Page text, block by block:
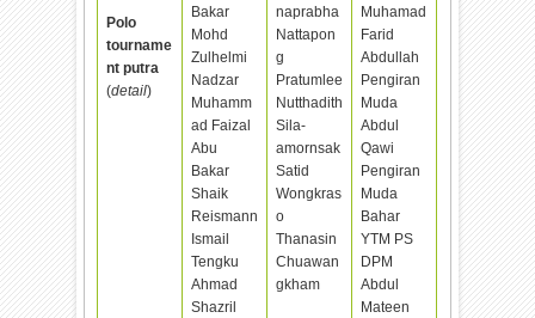
Polo
tourname
nt putra
(detail)
Bakar
Mohd
Zulhelmi
Nadzar
Muhamm
ad Faizal
Abu
Bakar
Shaik
Reismann
Ismail
Tengku
Ahmad
Shazril
naprabha
Nattapon
g
Pratumlee
Nutthadith
Sila-
amornsak
Satid
Wongkras
o
Thanasin
Chuawan
gkham
Muhamad
Farid
Abdullah
Pengiran
Muda
Abdul
Qawi
Pengiran
Muda
Bahar
YTM PS
DPM
Abdul
Mateen